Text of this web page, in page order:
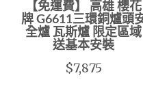
【免運費】 高雄 櫻花
牌 G6611三環銅爐頭
全爐 瓦斯爐 限定區域
送基本安裝
$7,875